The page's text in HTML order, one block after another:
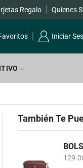
Regalo Quienes
Iniciar
También Te